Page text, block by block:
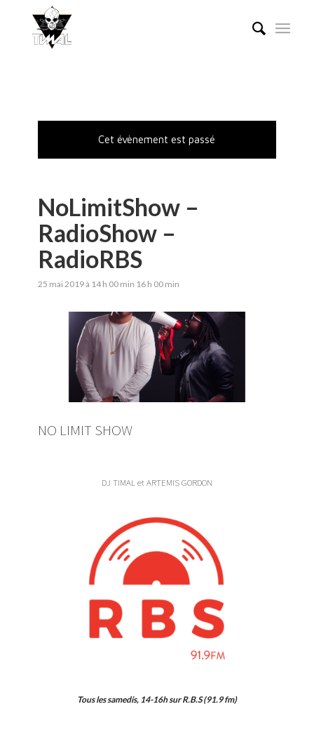
Cet évènement est passé
NoLimitShow –
RadioShow –
RadioRBS
25 mai 2019 à 14 h 00 min 16 h 00 min
NO LIMIT SHOW
DJ TIMAL et ARTEMIS GORDON
Tous les samedis, 14-16h sur R.B.S (91.9 fm)